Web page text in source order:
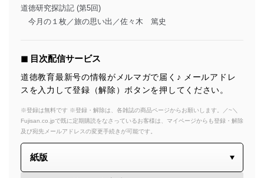
道徳研究探訪記 (第5回)
今月の１枚／旅の思い出／佐々木 篤史
◼︎ 目次配信サービス
道徳教育最新号の情報がメルマガで届く♪ メールアドレ
スを入力して登録（解除）ボタンを押してください。
※登録は無料です ※登録・解除は、各雑誌の商品ページからお願いします。／~＼
Fujisan.co.jpで既に定期購読をなさっているお客様は、マイページからも登録・解除
及び宛先メールアドレスの変更手続きが可能です。